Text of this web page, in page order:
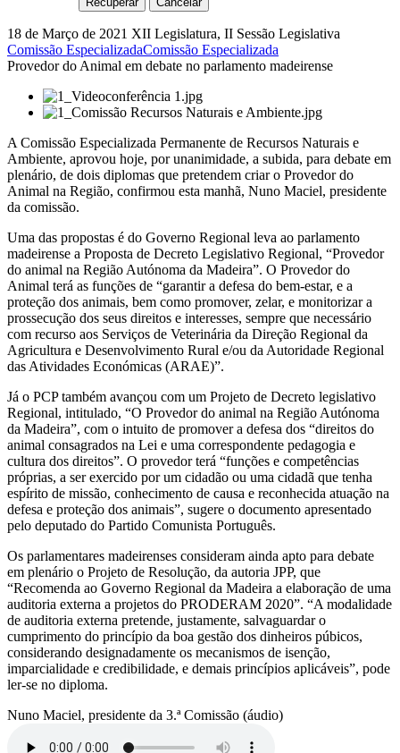
18 de Março de 2021 XII Legislatura, II Sessão Legislativa
Comissão EspecializadaComissão Especializada
Provedor do Animal em debate no parlamento madeirense
A Comissão Especializada Permanente de Recursos Naturais e
Ambiente, aprovou hoje, por unanimidade, a subida, para debate em
plenário, de dois diplomas que pretendem criar o Provedor do
Animal na Região, confirmou esta manhã, Nuno Maciel, presidente
da comissão.
Uma das propostas é do Governo Regional leva ao parlamento
madeirense a Proposta de Decreto Legislativo Regional, “Provedor
do animal na Região Autónoma da Madeira”. O Provedor do
Animal terá as funções de “garantir a defesa do bem-estar, e a
proteção dos animais, bem como promover, zelar, e monitorizar a
prossecução dos seus direitos e interesses, sempre que necessário
com recurso aos Serviços de Veterinária da Direção Regional da
Agricultura e Desenvolvimento Rural e/ou da Autoridade Regional
das Atividades Económicas (ARAE)”.
Já o PCP também avançou com um Projeto de Decreto legislativo
Regional, intitulado, “O Provedor do animal na Região Autónoma
da Madeira”, com o intuito de promover a defesa dos “direitos do
animal consagrados na Lei e uma correspondente pedagogia e
cultura dos direitos”. O provedor terá “funções e competências
próprias, a ser exercido por um cidadão ou uma cidadã que tenha
espírito de missão, conhecimento de causa e reconhecida atuação na
defesa e proteção dos animais”, sugere o documento apresentado
pelo deputado do Partido Comunista Português.
Os parlamentares madeirenses consideram ainda apto para debate
em plenário o Projeto de Resolução, da autoria JPP, que
“Recomenda ao Governo Regional da Madeira a elaboração de uma
auditoria externa a projetos do PRODERAM 2020”. “A modalidade
de auditoria externa pretende, justamente, salvaguardar o
cumprimento do princípio da boa gestão dos dinheiros púbicos,
considerando designadamente os mecanismos de isenção,
imparcialidade e credibilidade, e demais princípios aplicáveis”, pode
ler-se no diploma.
Nuno Maciel, presidente da 3.ª Comissão (áudio)